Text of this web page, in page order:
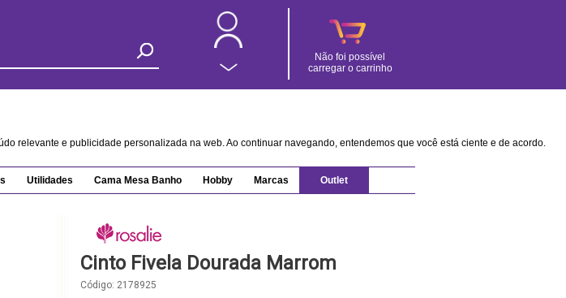
Não foi possível
carregar o carrinho
relevante e publicidade personalizada na web. Ao continuar navegando, entendemos que você está ciente e de acordo.
Utilidades Cama Mesa Banho Hobby Marcas Outlet
Cinto Fivela Dourada Marrom
Código: 2178925